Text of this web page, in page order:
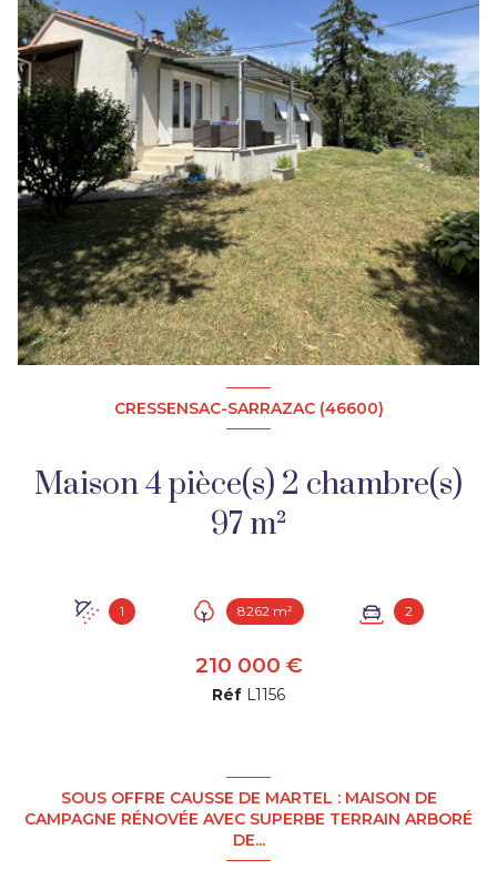
CRESSENSAC-SARRAZAC (46600)
Maison 4 pièce(s) 2 chambre(s)
97 m²
1 8262 m² 2
210 000 €
Réf L1156
SOUS OFFRE CAUSSE DE MARTEL : MAISON DE
CAMPAGNE RÉNOVÉE AVEC SUPERBE TERRAIN ARBORÉ
DE...